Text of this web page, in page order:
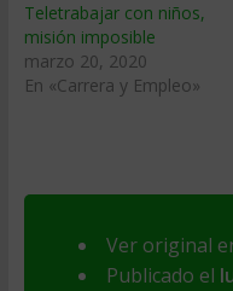
Teletrabajar con niños,
misión imposible
marzo 20, 2020
En «Carrera y Empleo»
Ver original
Publicado el